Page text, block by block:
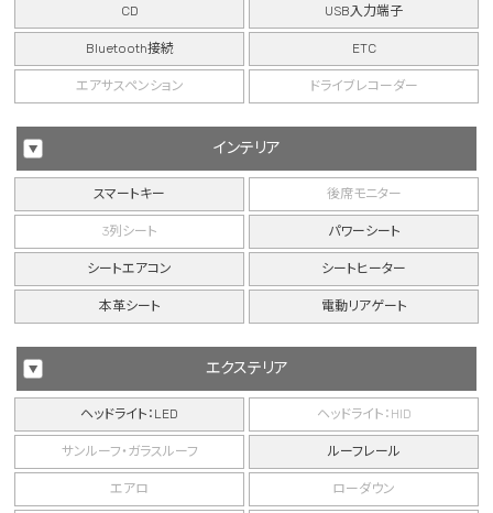
CD USB入力端子
Bluetooth接続 ETC
エアサスペンション ドライブレコーダー
インテリア
スマートキー 後席モニター
3列シート パワーシート
シートエアコン シートヒーター
本革シート 電動リアゲート
エクステリア
ヘッドライト：LED ヘッドライト：HID
サンルーフ・ガラスルーフ ルーフレール
エアロ ローダウン